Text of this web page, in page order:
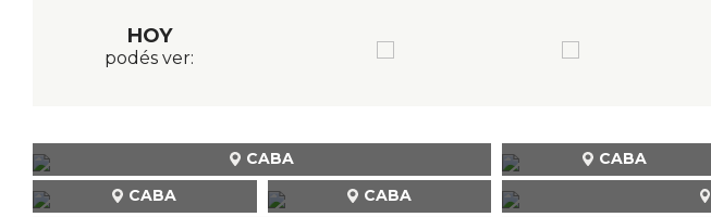
HOY
podés ver:
CABA CABA
CABA
CABA